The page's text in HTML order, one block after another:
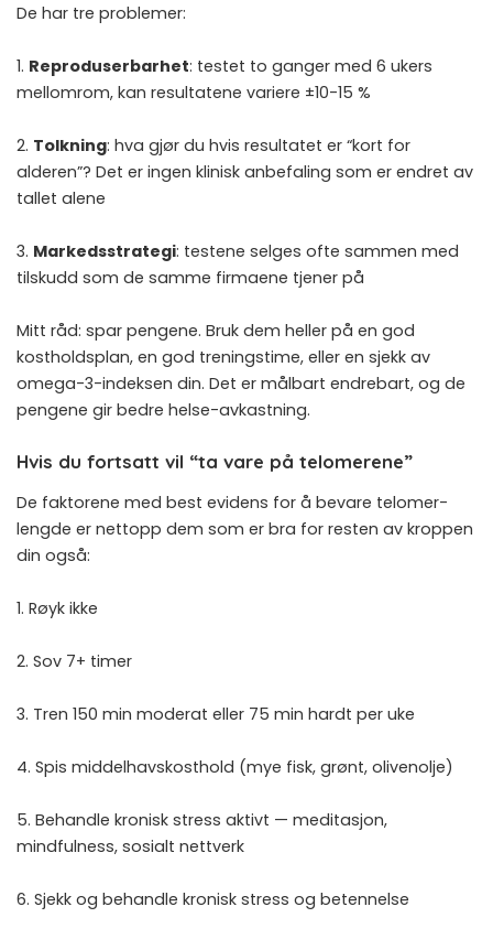
De har tre problemer:
1. Reproduserbarhet: testet to ganger med 6 ukers
mellomrom, kan resultatene variere ±10-15 %
2. Tolkning: hva gjør du hvis resultatet er “kort for
alderen”? Det er ingen klinisk anbefaling som er endret av
tallet alene
3. Markedsstrategi: testene selges ofte sammen med
tilskudd som de samme firmaene tjener på
Mitt råd: spar pengene. Bruk dem heller på en god
kostholdsplan, en god treningstime, eller en sjekk av
omega-3-indeksen din. Det er målbart endrebart, og de
pengene gir bedre helse-avkastning.
Hvis du fortsatt vil “ta vare på telomerene”
De faktorene med best evidens for å bevare telomer-
lengde er nettopp dem som er bra for resten av kroppen
din også:
1. Røyk ikke
2. Sov 7+ timer
3. Tren 150 min moderat eller 75 min hardt per uke
4. Spis middelhavskosthold (mye fisk, grønt, olivenolje)
5. Behandle kronisk stress aktivt — meditasjon,
mindfulness, sosialt nettverk
6. Sjekk og behandle kronisk stress og betennelse